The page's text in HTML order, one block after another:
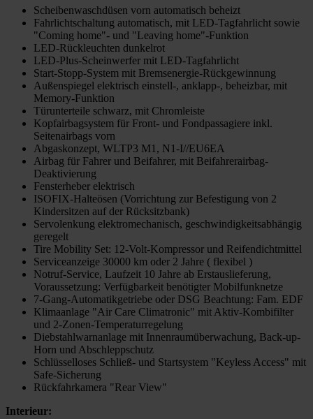
Scheibenwaschdüsen vorn automatisch beheizt
Fahrlichtschaltung automatisch, mit LED-Tagfahrlicht sowie
"Coming home"- und "Leaving home"-Funktion
LED-Rückleuchten dunkelrot
LED-Plus-Scheinwerfer mit LED-Tagfahrlicht
Start-Stopp-System mit Bremsenergie-Rückgewinnung
Außenspiegel elektrisch einstell-, anklapp-, beheizbar, mit
Memory-Funktion
Türunterteile schwarz, mit Chromleiste
Kopfairbagsystem für Front- und Fondpassagiere inkl.
Seitenairbags vorn
Abgaskonzept, WLTP3 M1, N1-I//EU6EA
Airbag für Fahrer und Beifahrer, mit Beifahrerairbag-
Deaktivierung
Fensterheber elektrisch
ISOFIX-Halteösen (Vorrichtung zur Befestigung von 2
Kindersitzen auf der Rücksitzbank)
Servolenkung elektromechanisch, geschwindigkeitsabhängig
geregelt
Tire Mobility Set: 12-Volt-Kompressor und Reifendichtmittel
Serviceanzeige 30000 km oder 2 Jahre ( flexibel )
Notruf-Service, Laufzeit 10 Jahre ab Erstauslieferung,
Voraussetzung: Verfügbarkeit benötigter Mobilfunknetze
7-Gang-Automatikgetriebe oder DSG Beachtung: Fam. EDF
Klimaanlage "Air Care Climatronic" mit Aktiv-Kombifilter
und 2-Zonen-Temperaturregelung
Diebstahlwarnanlage mit Innenraumüberwachung, Back-up-
Horn und Abschleppschutz
Schlüsselloses Schließ- und Startsystem "Keyless Access" mit
Safe-Sicherung
Rückfahrkamera "Rear View"
Interieur: